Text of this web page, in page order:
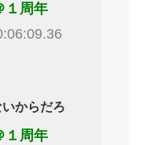
１周年
からだろ
１周年